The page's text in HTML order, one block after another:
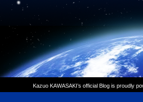
Kazuo KAWASAKI’s official Blog is proudly